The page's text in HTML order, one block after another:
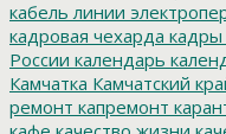
кабель линии
кадровая чехарда кадры
России календарь
Камчатка Камчатский
ремонт капремонт